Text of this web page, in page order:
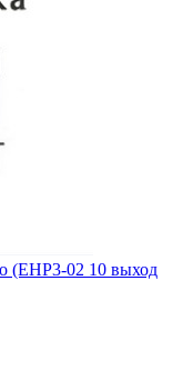
(EHP3-02 10 выход